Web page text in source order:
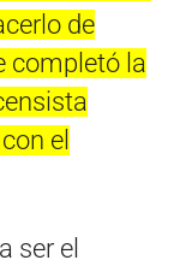
de
completó la
el
ser el